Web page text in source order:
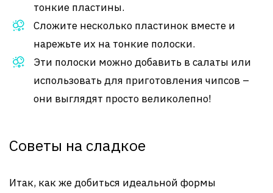
тонкие пластины.
Сложите несколько пластинок вместе и
нарежьте их на тонкие полоски.
Эти полоски можно добавить в салаты или
использовать для приготовления чипсов –
они выглядят просто великолепно!
Советы на сладкое
Итак, как же добиться идеальной формы